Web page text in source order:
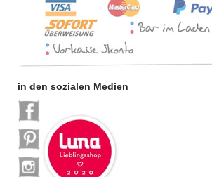
in den sozialen Medien